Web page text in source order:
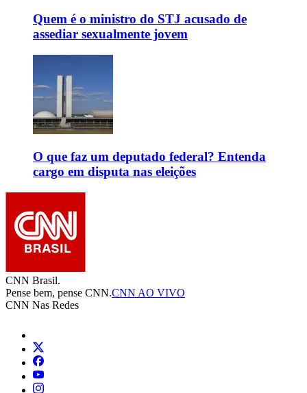
Quem é o ministro do STJ acusado de
assediar sexualmente jovem
O que faz um deputado federal? Entenda
cargo em disputa nas eleições
CNN Brasil.
Pense bem, pense CNN.CNN AO VIVO
CNN Nas Redes